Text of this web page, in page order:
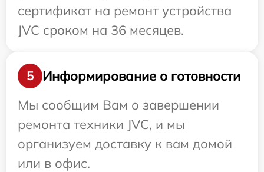
сертификат на ремонт устройства
JVC сроком на 36 месяцев.
5
Информирование о готовности
Мы сообщим Вам о завершении
ремонта техники JVC, и мы
организуем доставку к вам домой
или в офис.